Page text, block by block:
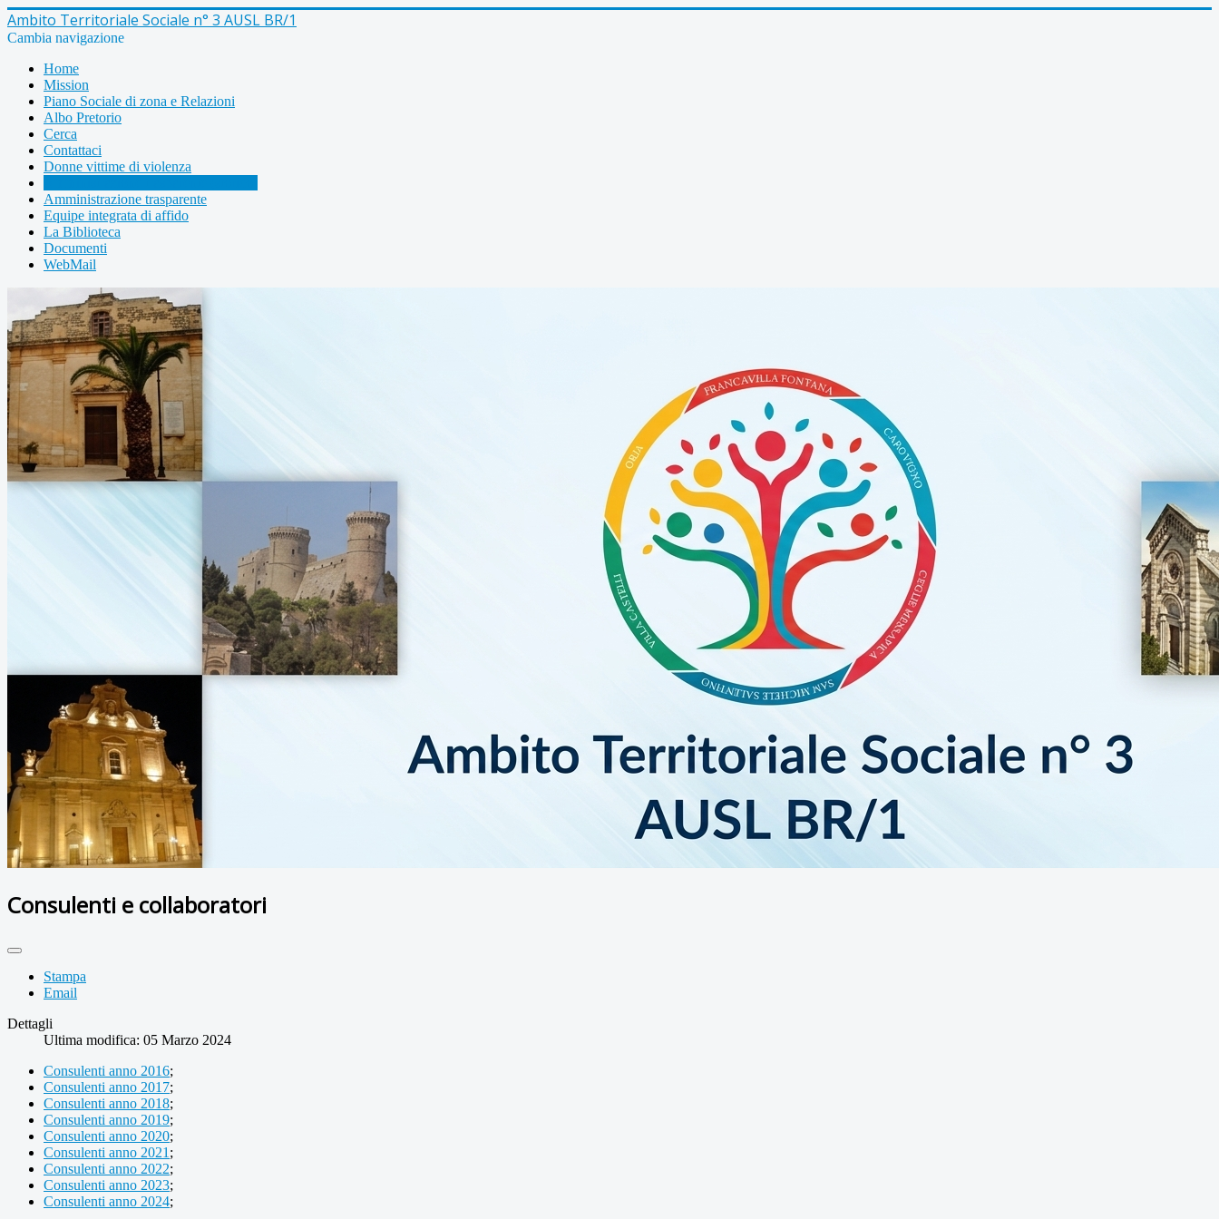
Ambito Territoriale Sociale n° 3 AUSL BR/1
Cambia navigazione
Home
Mission
Piano Sociale di zona e Relazioni
Albo Pretorio
Cerca
Contattaci
Donne vittime di violenza
Amministrazione trasparente
Equipe integrata di affido
La Biblioteca
Documenti
WebMail
Consulenti e collaboratori
Stampa
Email
Dettagli
Ultima modifica: 05 Marzo 2024
Consulenti anno 2016;
Consulenti anno 2017;
Consulenti anno 2018;
Consulenti anno 2019;
Consulenti anno 2020;
Consulenti anno 2021 ;
Consulenti anno 2022;
Consulenti anno 2023;
Consulenti anno 2024;